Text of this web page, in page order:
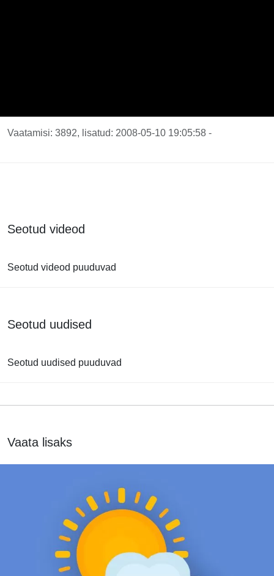
Vaatamisi: 3892, lisatud: 2008-05-10 19:05:58 -
Seotud videod
Seotud videod puuduvad
Seotud uudised
Seotud uudised puuduvad
Vaata lisaks